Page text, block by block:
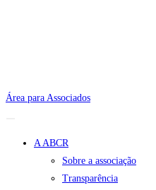
Área para Associados
A ABCR
Sobre a associação
Transparência